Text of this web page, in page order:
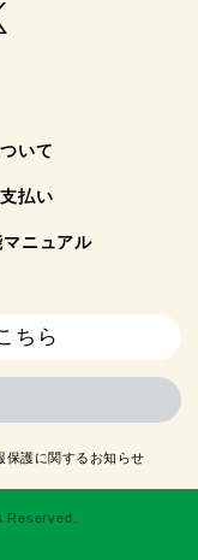
いて
払い
ニュアル
ちら
保護に関するお知らせ
Reserved.